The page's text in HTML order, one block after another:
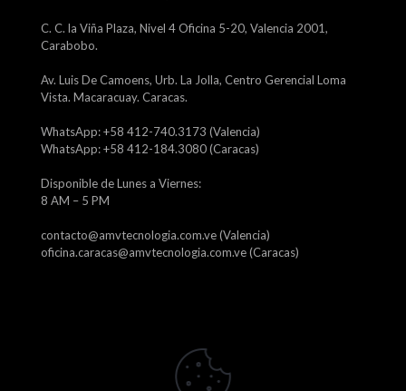
C. C. la Viña Plaza, Nivel 4 Oficina 5-20, Valencia 2001,
Carabobo.
Av. Luis De Camoens, Urb. La Jolla, Centro Gerencial Loma
Vista. Macaracuay. Caracas.
WhatsApp: +58 412-740.3173 (Valencia)
WhatsApp: +58 412-184.3080 (Caracas)
Disponible de Lunes a Viernes:
8 AM – 5 PM
contacto@amvtecnologia.com.ve (Valencia)
oficina.caracas@amvtecnologia.com.ve (Caracas)